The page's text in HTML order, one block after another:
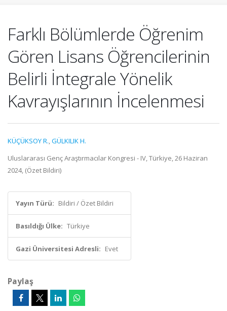
Farklı Bölümlerde Öğrenim
Gören Lisans Öğrencilerinin
Belirli İntegrale Yönelik
Kavrayışlarının İncelenmesi
KÜÇÜKSOY R.,GÜLKILIK H.
Uluslararası Genç Araştırmacılar Kongresi - IV, Türkiye, 26 Haziran
2024, (Özet Bildiri)
Yayın Türü: Bildiri / Özet Bildiri
Basıldığı Ülke: Türkiye
Gazi Üniversitesi Adresli: Evet
Paylaş